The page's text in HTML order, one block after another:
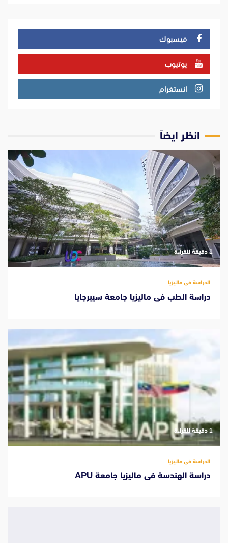
فيسبوك
يوتيوب
انستغرام
انظر ايضاً
‫1 دقيقة للقراءة
الدراسة فى ماليزيا
دراسة الطب فى ماليزيا جامعة سيبرجايا
‫1 دقيقة للقراءة
الدراسة فى ماليزيا
دراسة الهندسة فى ماليزيا جامعة APU